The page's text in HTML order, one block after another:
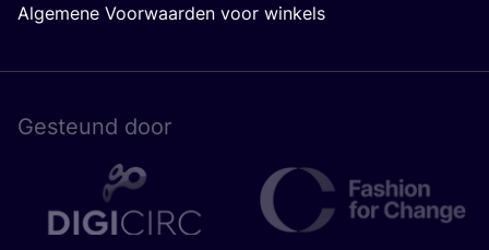
Algemene Voorwaarden voor winkels
Gesteund door